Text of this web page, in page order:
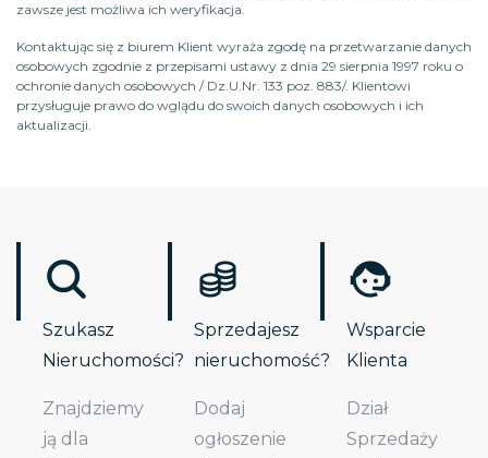
zawsze jest możliwa ich weryfikacja.
Kontaktując się z biurem Klient wyraża zgodę na przetwarzanie danych
osobowych zgodnie z przepisami ustawy z dnia 29 sierpnia 1997 roku o
ochronie danych osobowych / Dz.U.Nr. 133 poz. 883/. Klientowi
przysługuje prawo do wglądu do swoich danych osobowych i ich
aktualizacji.
Szukasz
Nieruchomości?
Znajdziemy
ją dla
Sprzedajesz
nieruchomość?
Dodaj
ogłoszenie
Wsparcie
Klienta
Dział
Sprzedaży